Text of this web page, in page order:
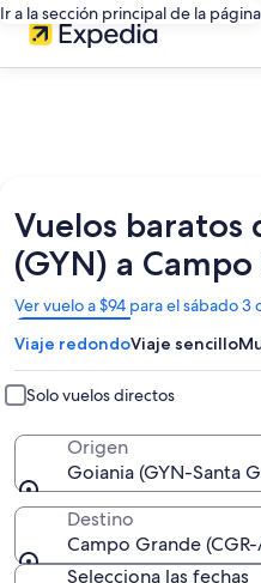
Ir a la sección principal de la página
Vuelos baratos
(GYN) a
Ver vuelo a $94 para el sábado 3
Se
abrirá
en
una
nueva
ventana
Viaje redondoViaje sencillo
Solo vuelos directos
Origen
Goiania (GYN-Santa
Destino
Campo Grande
Selecciona las fechas